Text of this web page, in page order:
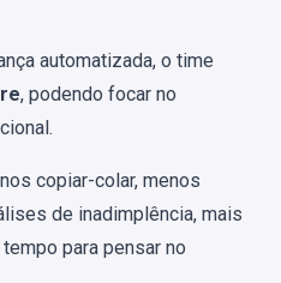
automatizada, o time
, podendo focar no
copiar-colar, menos
de inadimplência, mais
para pensar no